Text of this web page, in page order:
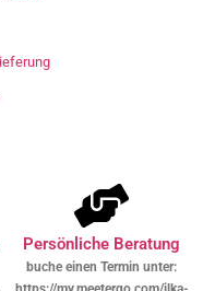
Persönliche Beratung
buche einen Termin unter: